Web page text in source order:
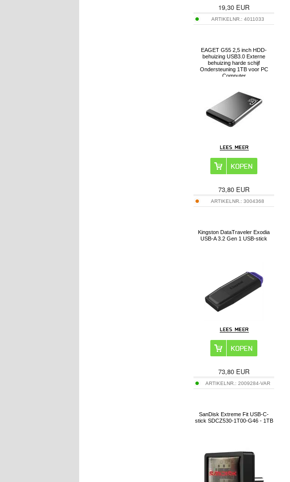
19,30 EUR
ARTIKELNR.: 4011033
EAGET G55 2,5 inch HDD-
behuizing USB3.0 Externe
behuizing harde schijf
Ondersteuning 1TB voor PC
Computer
73,80 EUR
ARTIKELNR.:3004368
Kingston DataTraveler Exodia
USB-A 3.2 Gen 1 USB-stick
73,80 EUR
ARTIKELNR.: 2009284-VAR
SanDisk Extreme Fit USB-C-
stick SDCZ530-1T00-G46 - 1TB